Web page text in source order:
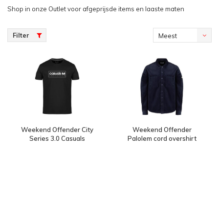
Shop in onze Outlet voor afgeprijsde items en laaste maten
Filter
Meest
Weekend Offender City
Series 3.0 Casuals
Weekend Offender
Palolem cord overshirt